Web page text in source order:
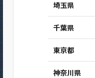
埼玉県
千葉県
東京都
神奈川県